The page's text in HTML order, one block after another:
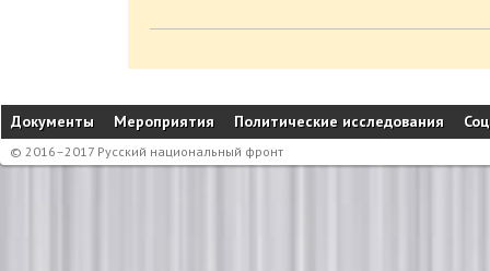
Документы Мероприятия Политические исследования
© 2016–2017 Русский национальный фронт